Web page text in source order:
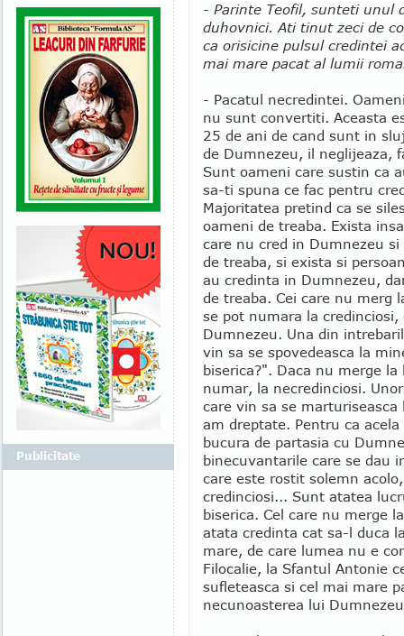
- Parinte Teofil, sunteti unul
duhovnici. Ati tinut zeci de
ca orisicine pulsul credintei
mai mare pacat al lumii
- Pacatul necredintei.
nu sunt convertiti. Aceasta
25 de ani de cand sunt in
de Dumnezeu, il neglijeaza,
Sunt oameni care sustin ca
sa-ti spuna ce fac pentru
Majoritatea pretind ca se
oameni de treaba. Exista
care nu cred in Dumnezeu
de treaba, si exista si
au credinta in Dumnezeu,
de treaba. Cei care nu merg
se pot numara la
Dumnezeu. Una din
vin sa se spovedeasca la
biserica?". Daca nu merge
numar, la necredinciosi.
care vin sa se
am dreptate. Pentru ca
bucura de partasia cu
binecuvantarile care se dau
care este rostit solemn
credinciosi... Sunt atatea
biserica. Cel care nu merge
atata credinta cat sa-l duca
mare, de care lumea nu e
Filocalie, la Sfantul Antonie
sufleteasca si cel mai mare
necunoasterea lui
Publicitate